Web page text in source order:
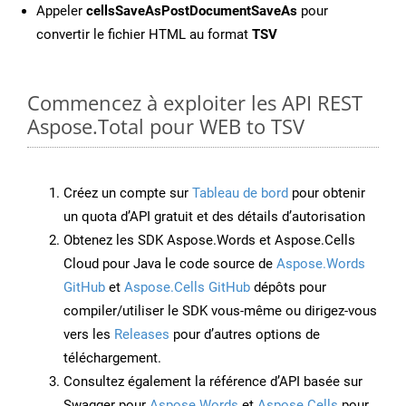
Appeler cellsSaveAsPostDocumentSaveAs pour
convertir le fichier HTML au format TSV
Commencez à exploiter les API REST
Aspose.Total pour WEB to TSV
Créez un compte sur Tableau de bord pour obtenir
un quota d’API gratuit et des détails d’autorisation
Obtenez les SDK Aspose.Words et Aspose.Cells
Cloud pour Java le code source de Aspose.Words
GitHub et Aspose.Cells GitHub dépôts pour
compiler/utiliser le SDK vous-même ou dirigez-vous
vers les Releases pour d’autres options de
téléchargement.
Consultez également la référence d’API basée sur